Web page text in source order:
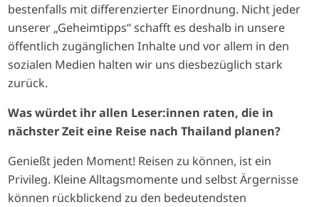
bestenfalls mit differenzierter Einordnung. Nicht jeder
unserer „Geheimtipps“ schafft es deshalb in unsere
öffentlich zugänglichen Inhalte und vor allem in den
sozialen Medien halten wir uns diesbezüglich stark
zurück.
Was würdet ihr allen Leser:innen raten, die in
nächster Zeit eine Reise nach Thailand planen?
Genießt jeden Moment! Reisen zu können, ist ein
Privileg. Kleine Alltagsmomente und selbst Ärgernisse
können rückblickend zu den bedeutendsten